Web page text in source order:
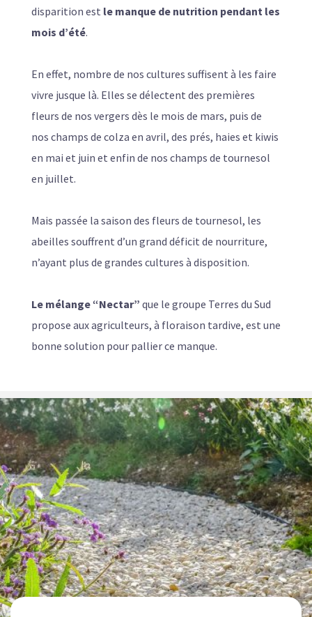
disparition est le manque de nutrition pendant les
mois d’été.
En effet, nombre de nos cultures suffisent à les faire
vivre jusque là. Elles se délectent des premières
fleurs de nos vergers dès le mois de mars, puis de
nos champs de colza en avril, des prés, haies et kiwis
en mai et juin et enfin de nos champs de tournesol
en juillet.
Mais passée la saison des fleurs de tournesol, les
abeilles souffrent d’un grand déficit de nourriture,
n’ayant plus de grandes cultures à disposition.
Le mélange “Nectar” que le groupe Terres du Sud
propose aux agriculteurs, à floraison tardive, est une
bonne solution pour pallier ce manque.